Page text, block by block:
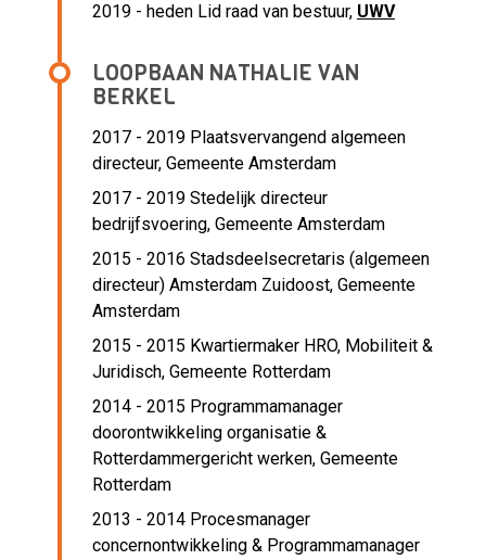
2019 - heden Lid raad van bestuur, UWV
LOOPBAAN NATHALIE VAN
BERKEL
2017 - 2019 Plaatsvervangend algemeen
directeur, Gemeente Amsterdam
2017 - 2019 Stedelijk directeur
bedrijfsvoering, Gemeente Amsterdam
2015 - 2016 Stadsdeelsecretaris (algemeen
directeur) Amsterdam Zuidoost, Gemeente
Amsterdam
2015 - 2015 Kwartiermaker HRO, Mobiliteit &
Juridisch, Gemeente Rotterdam
2014 - 2015 Programmamanager
doorontwikkeling organisatie &
Rotterdammergericht werken, Gemeente
Rotterdam
2013 - 2014 Procesmanager
concernontwikkeling & Programmamanager